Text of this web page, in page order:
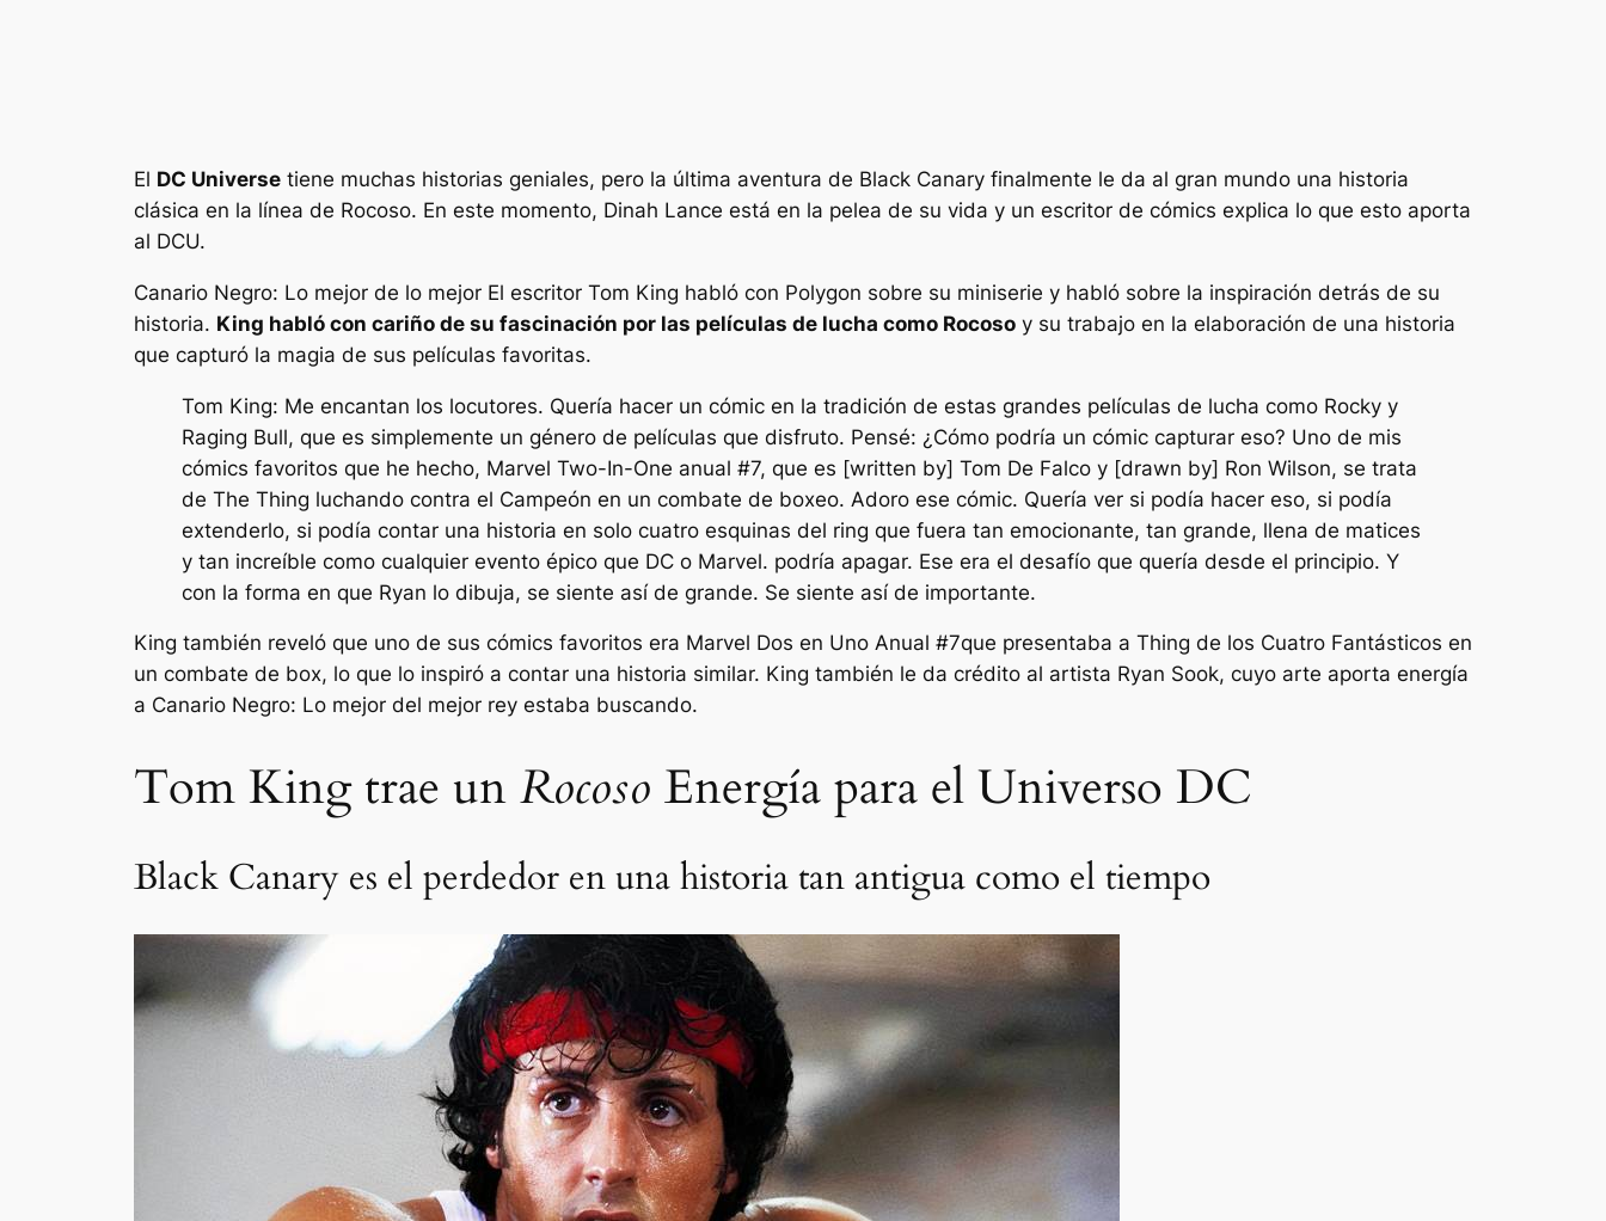
El DC Universe tiene muchas historias geniales, pero la última aventura de Black Canary finalmente le da al gran mundo una historia
clásica en la línea de Rocoso. En este momento, Dinah Lance está en la pelea de su vida y un escritor de cómics explica lo que esto aporta
al DCU.
Canario Negro: Lo mejor de lo mejor El escritor Tom King habló con Polygon sobre su miniserie y habló sobre la inspiración detrás de su
historia. King habló con cariño de su fascinación por las películas de lucha como Rocoso y su trabajo en la elaboración de una historia
que capturó la magia de sus películas favoritas.
Tom King: Me encantan los locutores. Quería hacer un cómic en la tradición de estas grandes películas de lucha como Rocky y
Raging Bull, que es simplemente un género de películas que disfruto. Pensé: ¿Cómo podría un cómic capturar eso? Uno de mis
cómics favoritos que he hecho, Marvel Two-In-One anual #7, que es [written by] Tom De Falco y [drawn by] Ron Wilson, se trata
de The Thing luchando contra el Campeón en un combate de boxeo. Adoro ese cómic. Quería ver si podía hacer eso, si podía
extenderlo, si podía contar una historia en solo cuatro esquinas del ring que fuera tan emocionante, tan grande, llena de matices
y tan increíble como cualquier evento épico que DC o Marvel. podría apagar. Ese era el desafío que quería desde el principio. Y
con la forma en que Ryan lo dibuja, se siente así de grande. Se siente así de importante.
King también reveló que uno de sus cómics favoritos era Marvel Dos en Uno Anual #7que presentaba a Thing de los Cuatro Fantásticos en
un combate de box, lo que lo inspiró a contar una historia similar. King también le da crédito al artista Ryan Sook, cuyo arte aporta energía
a Canario Negro: Lo mejor del mejor rey estaba buscando.
Tom King trae un Rocoso Energía para el Universo DC
Black Canary es el perdedor en una historia tan antigua como el tiempo